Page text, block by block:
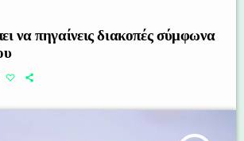
να πηγαίνεις διακοπές σύμφωνα